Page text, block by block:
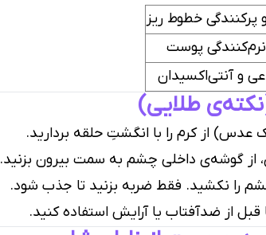
پرکنندگی خطوط ریز
پوست
و آنتی‌اکسیدان
طلایی)
عدس) از کرم را با انگشتِ حلقه بردارید.
از گوشه‌ی داخلی چشم به سمت بیرون بزنید.
را نکشید. فقط ضربه بزنید تا جذب شود.
از ضدآفتاب یا آرایش استفاده کنید.